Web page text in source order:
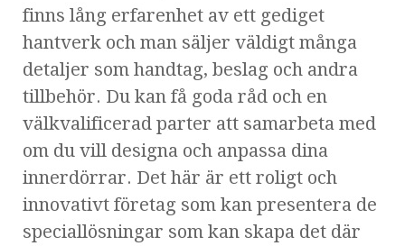
finns lång erfarenhet av ett gediget
hantverk och man säljer väldigt många
detaljer som handtag, beslag och andra
tillbehör. Du kan få goda råd och en
välkvalificerad parter att samarbeta med
om du vill designa och anpassa dina
innerdörrar. Det här är ett roligt och
innovativt företag som kan presentera de
speciallösningar som kan skapa det där